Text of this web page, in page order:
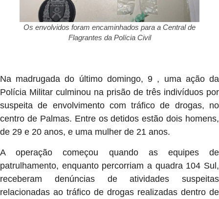
Os envolvidos foram encaminhados para a Central de
Flagrantes da Polícia Civil
Na madrugada do último domingo, 9 , uma ação da
Polícia Militar culminou na prisão de três indivíduos por
suspeita de envolvimento com tráfico de drogas, no
centro de Palmas. Entre os detidos estão dois homens,
de 29 e 20 anos, e uma mulher de 21 anos.
A operação começou quando as equipes de
patrulhamento, enquanto percorriam a quadra 104 Sul,
receberam denúncias de atividades suspeitas
relacionadas ao tráfico de drogas realizadas dentro de